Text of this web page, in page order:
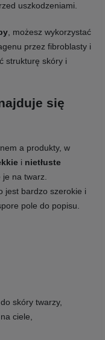
uszkodzeniami.
, możesz wykorzystać
przez fibroblasty i
strukturę skóry i
się
a produkty, w
i nietłuste
na twarz.
jest bardzo szerokie i
pole do popisu.
skóry twarzy,
ciele,